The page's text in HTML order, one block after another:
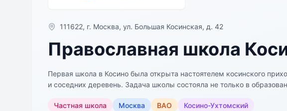
111622, г. Москва, ул. Большая Косинская, д. 42
Православная школа
Первая школа в Косино была открыта настоятелем косинского
и соседних деревень. Задача школы состояла не только в
детские сердца». Ученикам, успешно окончившим церковно-
Частная школа Москва ВАО Косино-Ухтомский